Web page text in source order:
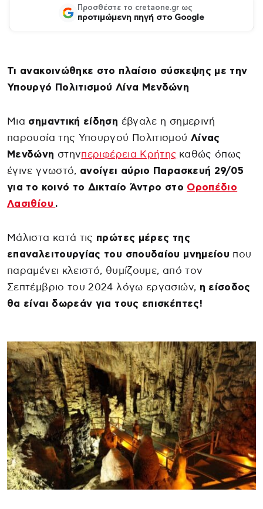
Προσθέστε το cretaone.gr ως
προτιμώμενη πηγή στο Google
Τι ανακοινώθηκε στο πλαίσιο σύσκεψης με την
Υπουργό Πολιτισμού Λίνα Μενδώνη
Μια σημαντική είδηση έβγαλε η σημερινή
παρουσία της Υπουργού Πολιτισμού Λίνας
Μενδώνη στηνπεριφέρεια Κρήτης καθώς όπως
έγινε γνωστό, ανοίγει αύριο Παρασκευή 29/05
για το κοινό το Δικταίο Άντρο στο Οροπέδιο
Λασιθίου .
Μάλιστα κατά τις πρώτες μέρες της
επαναλειτουργίας του σπουδαίου μνημείου που
παραμένει κλειστό, θυμίζουμε, από τον
Σεπτέμβριο του 2024 λόγω εργασιών, η είσοδος
θα είναι δωρεάν για τους επισκέπτες!